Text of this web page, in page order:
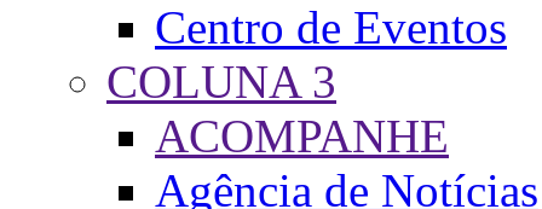
Centro de Eventos
COLUNA 3
ACOMPANHE
Agência de Notícias